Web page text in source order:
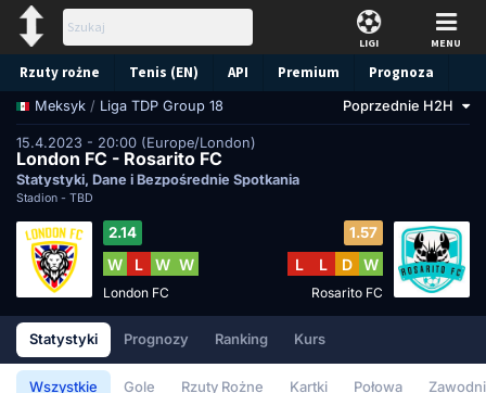
LIGI MENU
Rzuty rożne Tenis (EN) API Premium Prognoza
Meksyk / Liga TDP Group 18 Poprzednie H2H
15.4.2023 - 20:00 (Europe/London)
London FC - Rosarito FC
Statystyki, Dane i Bezpośrednie Spotkania
Stadion - TBD
2.14
W L W W
London FC
1.57
L L D W
Rosarito FC
Statystyki Prognozy Ranking Kurs
Wszystkie Gole Rzuty Rożne Kartki Połowa